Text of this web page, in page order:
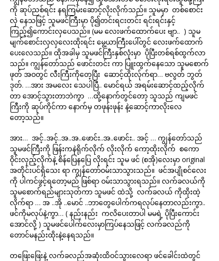
ကို ဆုပ်ညစ်ရင်း နရကြမ်းဆောင့်လိုးလိုက်သည်။ သူမမှာ တစ်စောင်း
လှဲ နေသဖြင့် သူမဖင်ကြီးမှာ ပို၍တင်းရငးတင်း ရင်းရင်းနှင့်
ကြည့်၍ကောင်းလှပေသည်။ (မမ လေးဖက်ထောက်ပေး ဗျာ.. ) သူမ
မျက်စောင်းလှလှလေးထိုးရင်း မွေ့ယာကြီးပေါ်တွင် လေးဖက်ထောက်
ပေးလေသည်။ ထိုအခါမှ သူမဖင်ကြီးနှစ်လုံးမှာ ပိုပြီးတစ်ရစ်ထွက်လာ
သည်။ ကျွန်တော်သည် ဖောင်းတင်း ကာ ပြူးထွက်နေသော သူမစောက်
ဖုတ် အဝတွင် လီးကြီးကိုတေ့ပြီး ဆောင့်ထိုးလ်ုက်ရာ… ဗလွတ် ဘွတ်
ဒုတ်. …အား အမလေး သေပါပြီ.. မောင်ရယ် အရမ်းဆောင့်ထည့်လိုက်
တာ အောင့်သွားတာဘဲကွာ …ထို့နောက်တွင်တော့ သူသည် ကျမဖင်
ကြီးကို ဆုပ်ကိုင်ကာ နောက်မှ တဖုန်းဖုန်း နဲ့ဆောင့်ကာလိုးလေ
တော့သည်။
အား… အင့်..အင့်..အ..အ..ဖောင်း..အ..ဖောင်း.. အင့် … ကျွန်တော်သည်
သူမဖင်ကြီးကို ဖြန်းကနဲရိုက်လိုက် လိုးလိုက် ကော့ထိုးလိုက် စကော
ဝိုင်းလှည့်လိုက်နဲ့ စိန်ပြေနပြေ လိုးရင်း သူမ ဖင် (စအို)လေးမှာ original
အတိုင်းပင်ရှိသေး ရာ ကျွန်တော်ဝမ်းသာသွားသည်။ ဖင်အပျိုစင်လေး
ကို ပါကင်ဖွင့်ရတော့မည် ဖြစ်ရာ ဝမ်းသာသွားရသည်။ လက်ခလယ်ကို
သူမစောက်ရည်များသုတ်ကာ သူမဖင် ထဲသို့ လက်ခလယ် ကိုထိုးထဲ့
လိုက်ရာ … အ ..အို ..မောင် ..ဘာတွေပေါက်ကရလုပ်နေတာလည်းကွာ..
ဖင်ကိုမလုပ်နဲ့ကွာ… ( နည်းနည်း ကလိပေးတာပါ မမရဲ့ ပိုပြီးကောင်း
အောင်လို့ ) သူမဖင်ပေါက်လေးမှာကြပ်နေသဖြင့် လက်ခလည်ကို
တောင်မနည်းထိုးနဲ့နေရသည်။
တဖြေးဖြေးနဲ့ လက်ခလည်အဆုံးထိဝင်သွားလေရာ ဖင်ခေါင်းထဲတွင်